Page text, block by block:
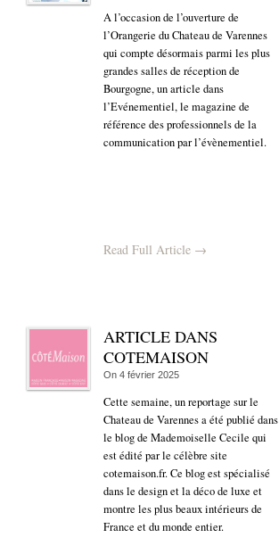
A l’occasion de l’ouverture de
l’Orangerie du Chateau de Varennes
qui compte désormais parmi les plus
grandes salles de réception de
Bourgogne, un article dans
l’Evénementiel, le magazine de
référence des professionnels de la
communication par l’évènementiel.
Read Full Article →
ARTICLE DANS
COTEMAISON
On 4 février 2025
Cette semaine, un reportage sur le
Chateau de Varennes a été publié dans
le blog de Mademoiselle Cecile qui
est édité par le célèbre site
cotemaison.fr. Ce blog est spécialisé
dans le design et la déco de luxe et
montre les plus beaux intérieurs de
France et du monde entier.